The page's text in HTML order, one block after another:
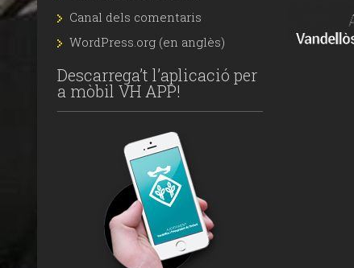
Canal dels comentaris
WordPress.org (en anglès)
Descarrega’t l’aplicació per
a mòbil VH APP!